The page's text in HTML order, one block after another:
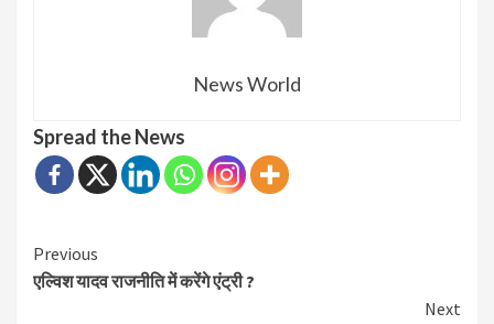
News World
Spread the News
Continue
Reading
Previous
एल्विश यादव राजनीति में करेंगे एंट्री ?
Next